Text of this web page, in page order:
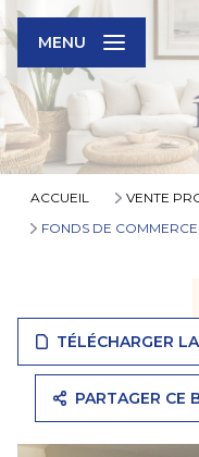
MENU
ACCUEIL VENTE
FONDS DE COMMERCE
TÉLÉCHARGER
PARTAGER CE